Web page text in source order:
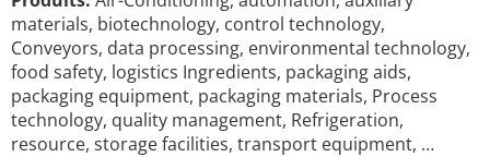
materials, biotechnology, control technology,
Conveyors, data processing, environmental technology,
food safety, logistics Ingredients, packaging aids,
packaging equipment, packaging materials, Process
technology, quality management, Refrigeration,
resource, storage facilities, transport equipment, …